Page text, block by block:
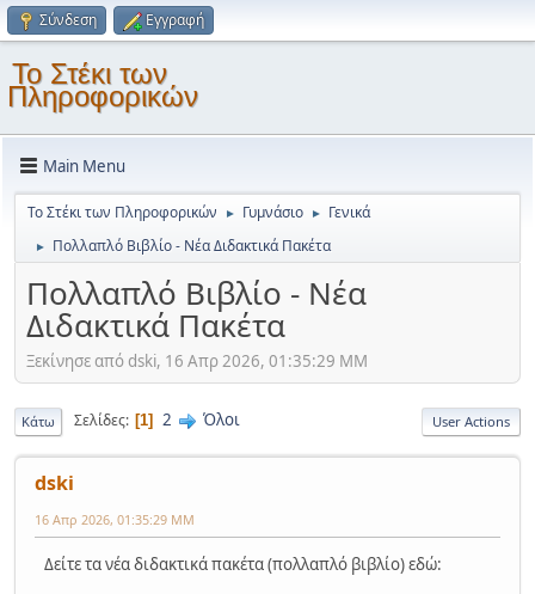
Σύνδεση Εγγραφή
Το Στέκι των
Πληροφορικών
Main Menu
Το Στέκι των Πληροφορικών ► Γυμνάσιο ► Γενικά
► Πολλαπλό Βιβλίο - Νέα Διδακτικά Πακέτα
Πολλαπλό Βιβλίο - Νέα
Διδακτικά Πακέτα
Ξεκίνησε από dski, 16 Απρ 2026, 01:35:29 ΜΜ
Κάτω Σελίδες 1 2 Όλοι User Actions
dski
16 Απρ 2026, 01:35:29 ΜΜ
Δείτε τα νέα διδακτικά πακέτα (πολλαπλό βιβλίο) εδώ: